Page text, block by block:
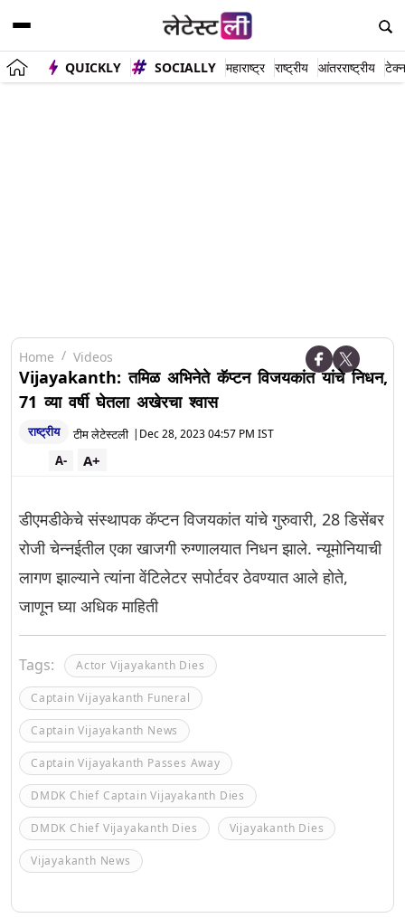
QUICKLY SOCIALLY महाराष्ट्र राष्ट्रीय आंतरराष्ट्रीय
Home Videos
Vijayakanth: तमिळ अभिनेते कॅप्टन विजयकांत यांचे निधन,
71 व्या वर्षी घेतला अखेरचा श्वास
राष्ट्रीय टीम लेटेस्टली | Dec 28, 2023 04:57 PM IST
A+
A-
डीएमडीकेचे संस्थापक कॅप्टन विजयकांत यांचे गुरुवारी, 28 डिसेंबर
रोजी चेन्नईतील एका खाजगी रुग्णालयात निधन झाले. न्यूमोनियाची
लागण झाल्याने त्यांना वेंटिलेटर सपोर्टवर ठेवण्यात आले होते,
जाणून घ्या अधिक माहिती
Tags: Actor Vijayakanth Dies
Captain Vijayakanth Funeral
Captain Vijayakanth News
Captain Vijayakanth Passes Away
DMDK Chief Captain Vijayakanth Dies
DMDK Chief Vijayakanth Dies Vijayakanth Dies
Vijayakanth News